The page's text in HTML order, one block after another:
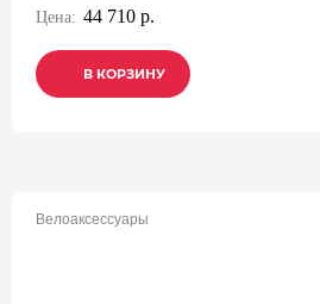
Цена: 44 710 р.
В КОРЗИНУ
В КОРЗИНУ
В КОРЗИНУ
Велоаксессуары